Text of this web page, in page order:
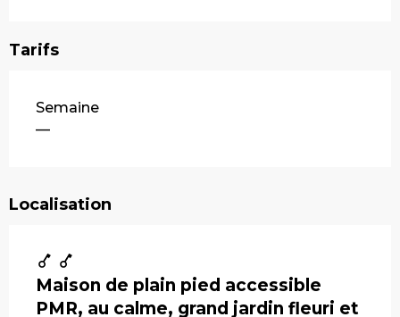
Tarifs
Tarifs 2026
Semaine
—
Localisation
Maison de plain pied accessible
PMR, au calme, grand jardin fleuri et